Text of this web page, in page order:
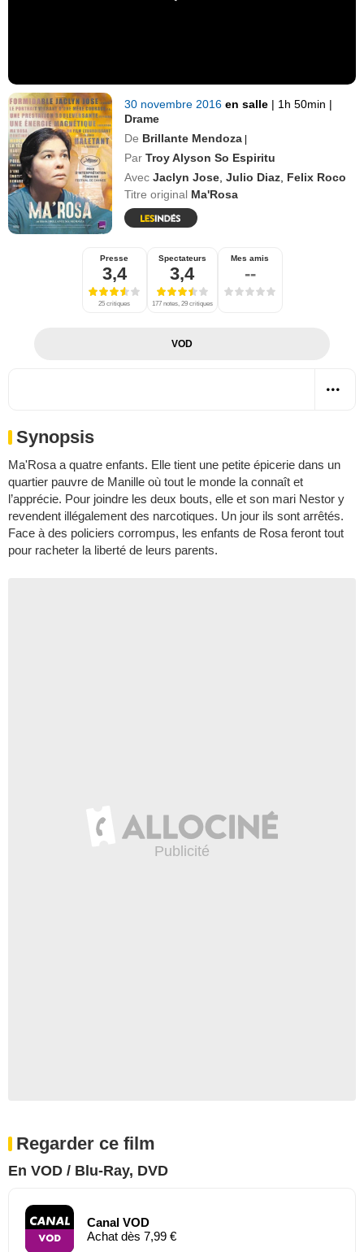
30 novembre 2016en salle | 1h 50min |
Drame
De Brillante Mendoza |
Par Troy Alyson So Espiritu
Avec Jaclyn Jose ,Julio Diaz Felix Roco
Titre original Ma'Rosa
Presse
3,4
25 critiques
Spectateurs
3,4
177 notes, 29 critiques
Mes amis
--
VOD
Synopsis
Ma'Rosa a quatre enfants. Elle tient une petite épicerie dans un
quartier pauvre de Manille où tout le monde la connaît et
l’apprécie. Pour joindre les deux bouts, elle et son mari Nestor y
revendent illégalement des narcotiques. Un jour ils sont arrêtés.
Face à des policiers corrompus, les enfants de Rosa feront tout
pour racheter la liberté de leurs parents.
Regarder ce film
En VOD / Blu-Ray, DVD
Canal VOD
Achat dès 7,99 €